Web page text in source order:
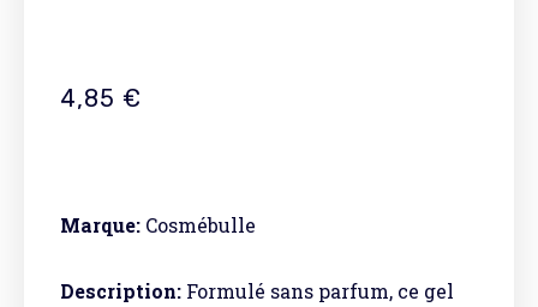
4,85 €
Marque: Cosmébulle
Description: Formulé sans parfum, ce gel